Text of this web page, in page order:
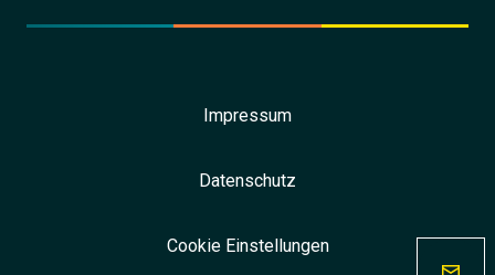
Impressum
Datenschutz
Cookie Einstellungen